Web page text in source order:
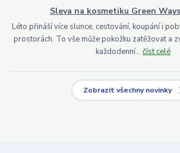
Sleva na kosmetiku Green
Léto přináší více slunce, cestování, koupání i
prostorách. To vše může pokožku zatěžovat a
každodenní... číst celé
Zobrazit všechny novinky